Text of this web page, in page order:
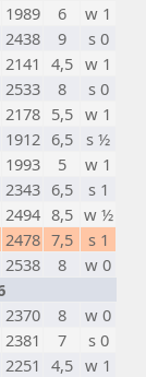
1989 6
w 1
2438 9
s 0
2141 4,5 w 1
2533 8
s 0
2178 5,5 w 1
1912 6,5
s ½
1993 5
w 1
2343 6,5
s 1
2494 8,5 w ½
2478 7,5
s 1
2538 8
w 0
2370 8
w 0
2381 7
s 0
2251 4,5 w 1